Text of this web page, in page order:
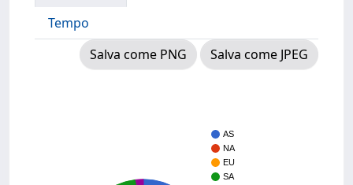
Tempo
Salva come PNG
Salva come JPEG
AS
NA
EU
SA